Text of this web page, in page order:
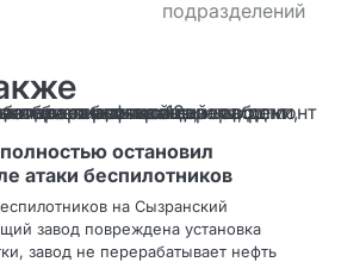
подразделений
остановил
атаки беспилотников
на Сызранский
завод повреждена установка
завод не перерабатывает нефть